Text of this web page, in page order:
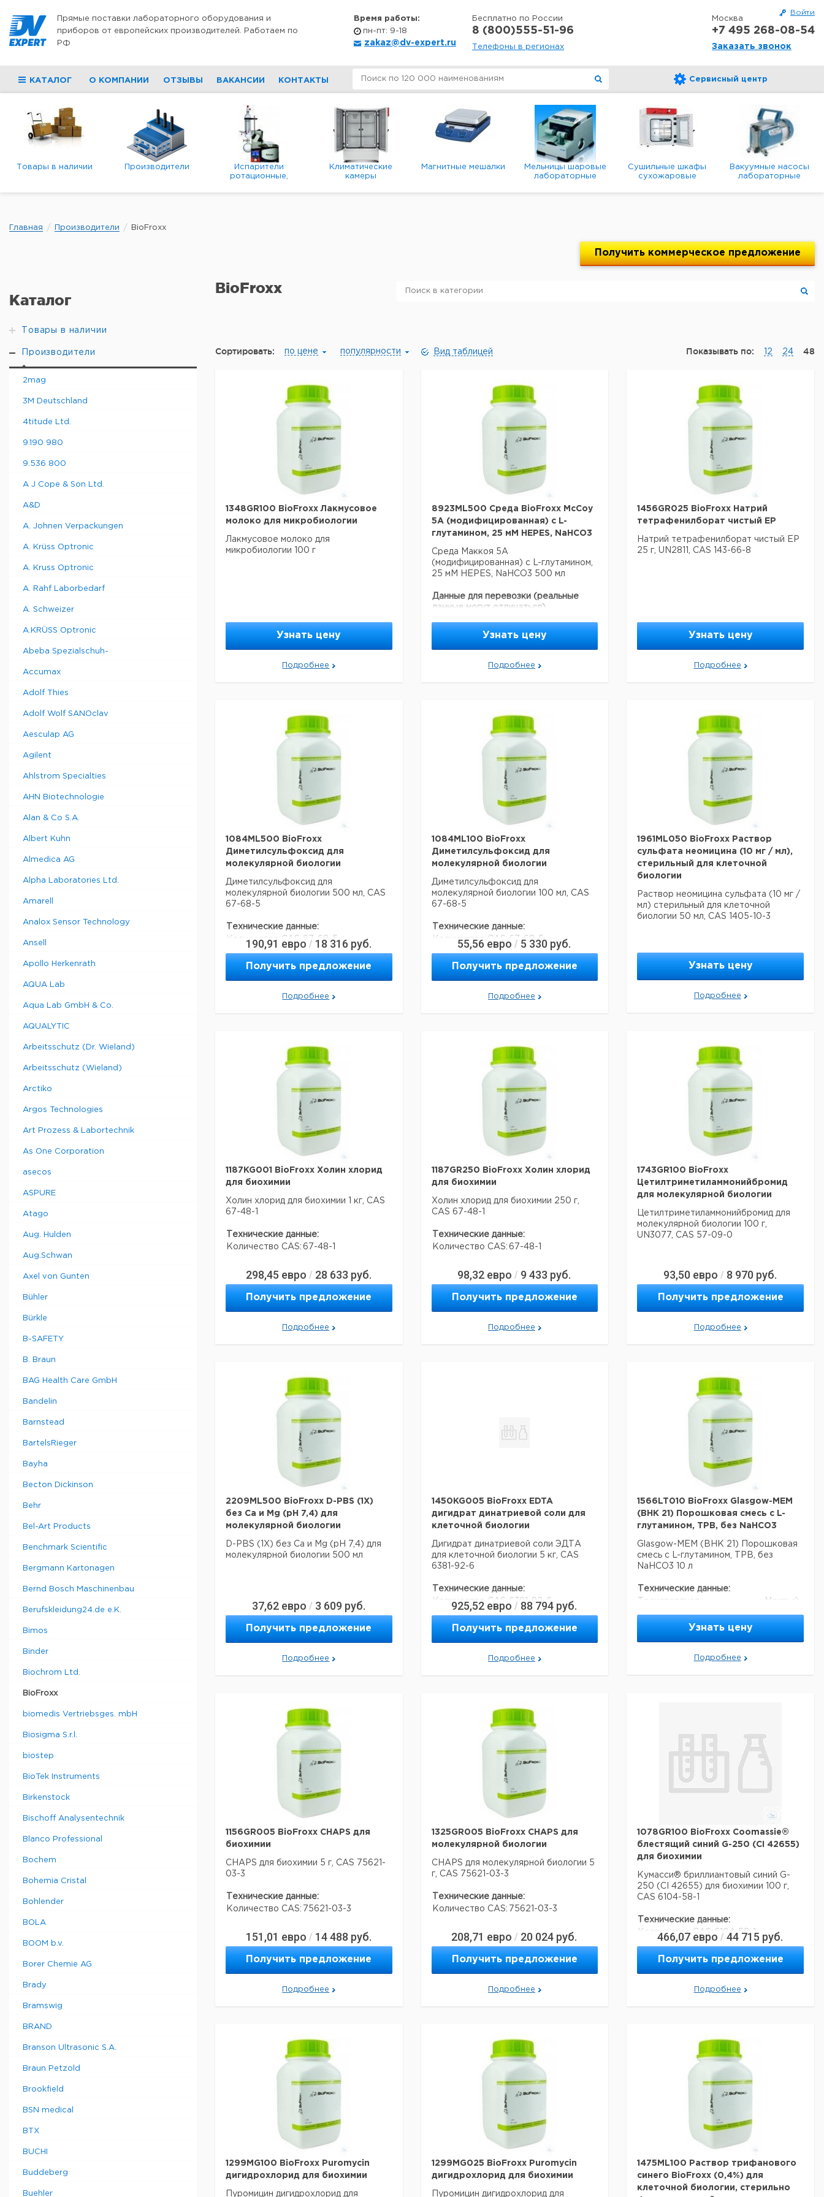
Войти
Прямые поставки лабораторного оборудования и
приборов от европейских производителей. Работаем по
РФ
Время работы:
пн-пт: 9-18
zakaz@dv-expert.ru
Бесплатно по России
8 (800)555-51-96
Телефоны в регионах
Москва
+7 495 268-08-54
Заказать звонок
КАТАЛОГ О КОМПАНИИ ОТЗЫВЫ ВАКАНСИИ КОНТАКТЫ Сервисный центр
Товары в наличии Производители
Испарители
ротационные,
вакуумные
Климатические
камеры
Магнитные мешалки
Мельницы шаровые
лабораторные
Сушильные шкафы
сухожаровые
Вакуумные насосы
лабораторные
мембранные
Главная Производители BioFroxx
Получить коммерческое предложение
Каталог
Товары в наличии
Производители
2mag
3M Deutschland
4titude Ltd.
9.190 980
9.536 800
A J Cope & Son Ltd.
A&D
A. Johnen Verpackungen
A. Krüss Optronic
A. Kruss Optronic
A. Rahf Laborbedarf
A. Schweizer
A.KRÜSS Optronic
Abeba Spezialschuh-
Accumax
Adolf Thies
Adolf Wolf SANOclav
Aesculap AG
Agilent
Ahlstrom Specialties
AHN Biotechnologie
Alan & Co S.A.
Albert Kuhn
Almedica AG
Alpha Laboratories Ltd.
Amarell
Analox Sensor Technology
Ansell
Apollo Herkenrath
AQUA Lab
Aqua Lab GmbH & Co.
AQUALYTIC
Arbeitsschutz (Dr. Wieland)
Arbeitsschutz (Wieland)
Arctiko
Argos Technologies
Art Prozess & Labortechnik
As One Corporation
asecos
ASPURE
Atago
Aug. Hulden
Aug.Schwan
Axel von Gunten
Bühler
Bürkle
B-SAFETY
B. Braun
BAG Health Care GmbH
Bandelin
Barnstead
BartelsRieger
Bayha
Becton Dickinson
Behr
Bel-Art Products
Benchmark Scientific
Bergmann Kartonagen
Bernd Bosch Maschinenbau
Berufskleidung24.de e.K.
Bimos
Binder
Biochrom Ltd.
BioFroxx
biomedis Vertriebsges. mbH
Biosigma S.r.l.
biostep
BioTek Instruments
Birkenstock
Bischoff Analysentechnik
Blanco Professional
Bochem
Bohemia Cristal
Bohlender
BOLA
BOOM b.v.
Borer Chemie AG
Brady
Bramswig
BRAND
Branson Ultrasonic S.A.
Braun Petzold
Brookfield
BSN medical
BTX
BUCHI
Buddeberg
Buehler
BioFroxx
Сортировать: по цене популярности Вид таблицей Показывать по: 12 24 48
1348GR100 BioFroxx Лакмусовое
молоко для микробиологии
Лакмусовое молоко для
микробиологии 100 г
Узнать цену
Подробнее
8923ML500 Среда BioFroxx McCoy
5А (модифицированная) с L-
глутамином, 25 мМ HEPES, NaHCO3
Среда Маккоя 5А
(модифицированная) с L-глутамином,
25 мМ HEPES, NaHCO3 500 мл
Данные для перевозки (реальные
данные могут отличаться)
Узнать цену
Подробнее
1456GR025 BioFroxx Натрий
тетрафенилборат чистый EP
Натрий тетрафенилборат чистый EP
25 г, UN2811, CAS 143-66-8
Узнать цену
Подробнее
1084ML500 BioFroxx
Диметилсульфоксид для
молекулярной биологии
Диметилсульфоксид для
молекулярной биологии 500 мл, CAS
67-68-5
Технические данные:
Количество CAS:
67-68-5
Данные для перевозки (реальные
190,91 евро / 18 316 руб.
Получить предложение
Подробнее
1084ML100 BioFroxx
Диметилсульфоксид для
молекулярной биологии
Диметилсульфоксид для
молекулярной биологии 100 мл, CAS
67-68-5
Технические данные:
Количество CAS:
67-68-5
Данные для перевозки (реальные
55,56 евро / 5 330 руб.
Получить предложение
Подробнее
1961ML050 BioFroxx Раствор
сульфата неомицина (10 мг / мл),
стерильный для клеточной
биологии
Раствор неомицина сульфата (10 мг /
мл) стерильный для клеточной
биологии 50 мл, CAS 1405-10-3
Узнать цену
Подробнее
1187KG001 BioFroxx Холин хлорид
для биохимии
Холин хлорид для биохимии 1 кг, CAS
67-48-1
Технические данные:
Количество CAS: 67-48-1
Данные для перевозки (реальные
данные могут отличаться)
298,45 евро / 28 633 руб.
Получить предложение
Подробнее
1187GR250 BioFroxx Холин хлорид
для биохимии
Холин хлорид для биохимии 250 г,
CAS 67-48-1
Технические данные:
Количество CAS: 67-48-1
Данные для перевозки (реальные
данные могут отличаться)
98,32 евро / 9 433 руб.
Получить предложение
Подробнее
1743GR100 BioFroxx
Цетилтриметиламмонийбромид
для молекулярной биологии
Цетилтриметиламмонийбромид для
молекулярной биологии 100 г,
UN3077, CAS 57-09-0
93,50 евро / 8 970 руб.
Получить предложение
Подробнее
2209ML500 BioFroxx D-PBS (1X)
без Ca и Mg (pH 7,4) для
молекулярной биологии
D-PBS (1X) без Ca и Mg (pH 7,4) для
молекулярной биологии 500 мл
37,62евро / 3 609 руб.
Получить предложение
Подробнее
1450KG005 BioFroxx EDTA
дигидрат динатриевой соли для
клеточной биологии
Дигидрат динатриевой соли ЭДТА
для клеточной биологии 5 кг, CAS
6381-92-6
Технические данные:
Количество CAS:
6381-92-6
Данные для перевозки (реальные
925,52 евро / 88 794 руб.
Получить предложение
Подробнее
1566LT010 BioFroxx Glasgow-MEM
(BHK 21) Порошковая смесь с L-
глутамином, TPB, без NaHCO3
Glasgow-MEM (BHK 21) Порошковая
смесь с L-глутамином, TPB, без
NaHCO3 10 л
Технические данные:
Транспортная
Мокрый
данные могут отличаться)
Узнать цену
Подробнее
1156GR005 BioFroxx CHAPS для
биохимии
CHAPS для биохимии 5 г, CAS 75621-
03-3
Технические данные:
Количество CAS: 75621-03-3
Данные для перевозки (реальные
данные могут отличаться)
151,01 евро / 14 488 руб.
Получить предложение
Подробнее
1325GR005 BioFroxx CHAPS для
молекулярной биологии
CHAPS для молекулярной биологии 5
г, CAS 75621-03-3
Технические данные:
Количество CAS: 75621-03-3
Данные для перевозки (реальные
данные могут отличаться)
208,71 евро / 20 024 руб.
Получить предложение
Подробнее
1078GR100 BioFroxx Coomassie®
блестящий синий G-250 (CI 42655)
для биохимии
Кумасси® бриллиантовый синий G-
250 (CI 42655) для биохимии 100 г,
CAS 6104-58-1
Технические данные:
Количество CAS:
6104-58-1
Данные для перевозки (реальные
466,07 евро / 44 715 руб.
Получить предложение
Подробнее
1299MG100 BioFroxx Puromycin
дигидрохлорид для биохимии
Пуромицин дигидрохлорид для
1299MG025 BioFroxx Puromycin
дигидрохлорид для биохимии
Пуромицин дигидрохлорид для
1475ML100 Раствор трифанового
синего BioFroxx (0,4%) для
клеточной биологии, стерильно